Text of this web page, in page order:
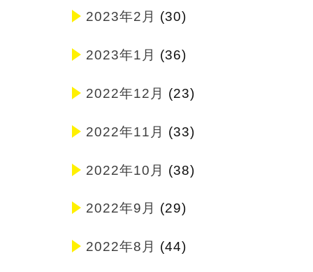
2023年2月 (30)
2023年1月 (36)
2022年12月 (23)
2022年11月 (33)
2022年10月 (38)
2022年9月 (29)
2022年8月 (44)